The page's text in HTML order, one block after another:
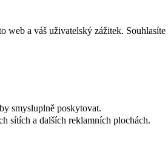
a váš uživatelský zážitek.
smysluplně poskytovat.
sítích a dalších reklamních plochách.